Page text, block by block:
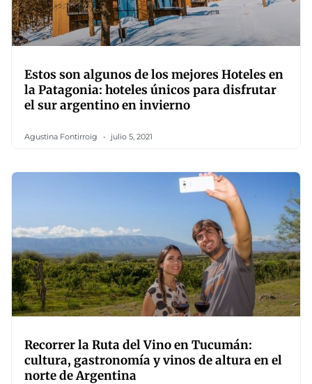
Estos son algunos de los mejores Hoteles en
la Patagonia: hoteles únicos para disfrutar
el sur argentino en invierno
Agustina Fontirroig julio 5, 2021
Recorrer la Ruta del Vino en Tucumán:
cultura, gastronomía y vinos de altura en el
norte de Argentina